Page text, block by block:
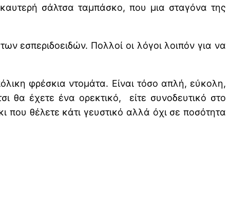
σάλτσα ταμπάσκο, που μια σταγόνα της
εσπεριδοειδών. Πολλοί οι λόγοι λοιπόν για να
φρέσκια ντομάτα. Είναι τόσο απλή, εύκολη,
θα έχετε ένα ορεκτικό, είτε συνοδευτικό στο
θέλετε κάτι γευστικό αλλά όχι σε ποσότητα